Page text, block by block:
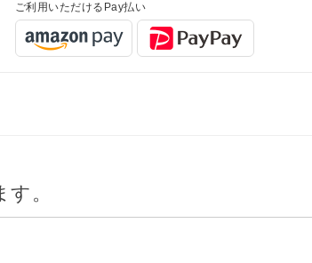
ご利用いただけるPay払い
。